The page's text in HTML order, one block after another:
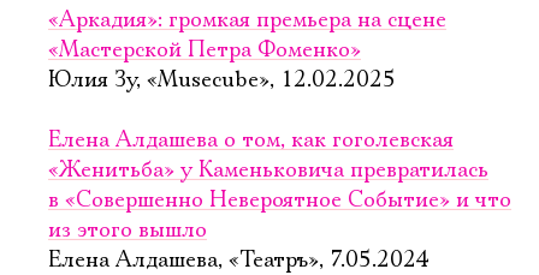
«Аркадия»: громкая премьера на сцене
«Мастерской Петра Фоменко»
Юлия Зу, «Musecube», 12.02.2025
Елена Алдашева о том, как гоголевская
«Женитьба» у Каменьковича превратилась
в «Совершенно Невероятное Событие» и что
из этого вышло
Елена Алдашева, «Театръ», 7.05.2024